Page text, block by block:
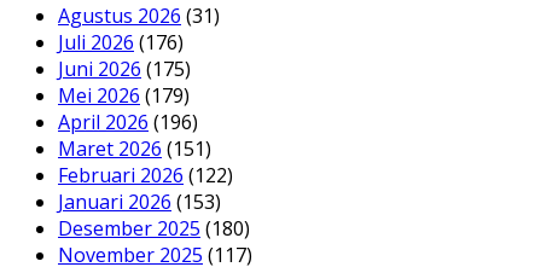
Agustus 2026 (31)
Juli 2026 (176)
Juni 2026 (175)
Mei 2026 (179)
April 2026 (196)
Maret 2026 (151)
Februari 2026 (122)
Januari 2026 (153)
Desember 2025 (180)
November 2025 (117)